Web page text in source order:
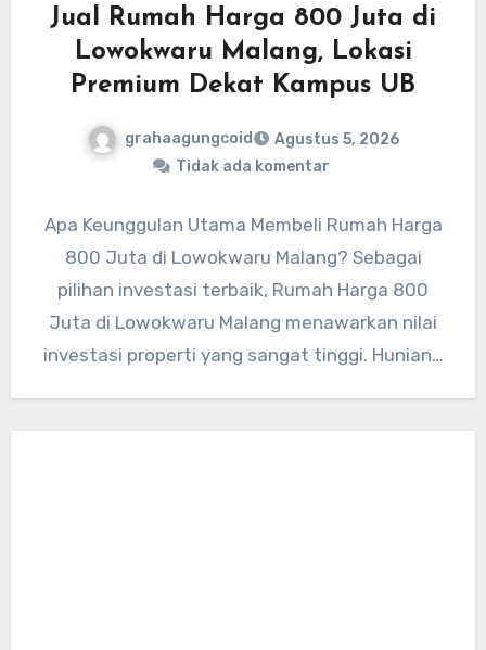
Jual Rumah Harga 800 Juta di
Lowokwaru Malang, Lokasi
Premium Dekat Kampus UB
grahaagungcoid
Agustus 5, 2026
Tidak ada komentar
Apa Keunggulan Utama Membeli Rumah Harga
800 Juta di Lowokwaru Malang? Sebagai
pilihan investasi terbaik, Rumah Harga 800
Juta di Lowokwaru Malang menawarkan nilai
investasi properti yang sangat tinggi. Hunian…